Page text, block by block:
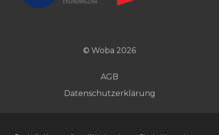
© Woba 2026
AGB
Datenschutzerklärung